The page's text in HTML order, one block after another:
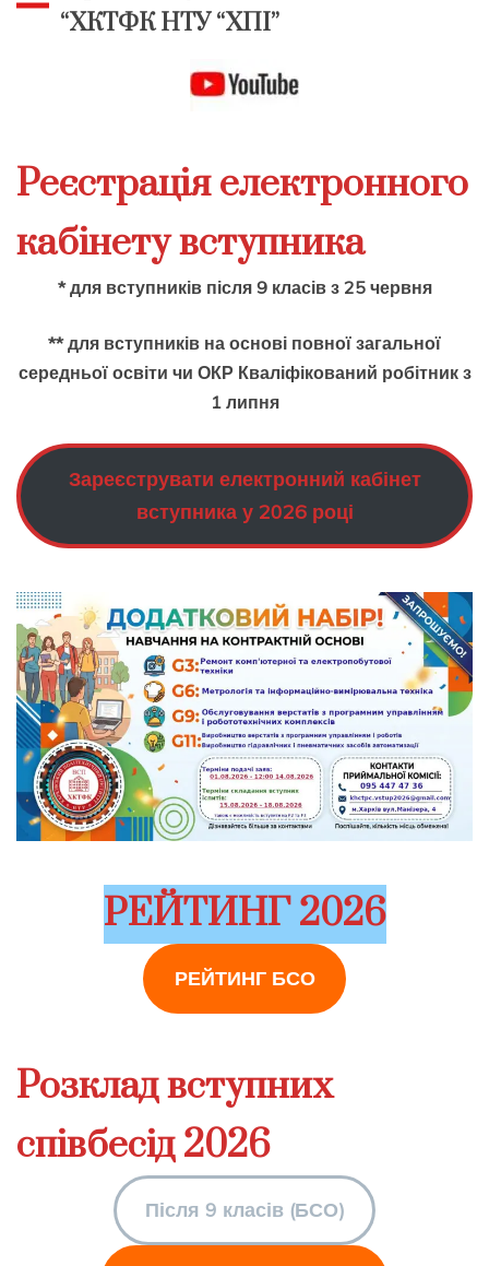
“ХКТФК НТУ “ХПІ”
Реєстрація електронного
кабінету вступника
* для вступників після 9 класів з 25 червня
** для вступників на основі повної загальної
середньої освіти чи ОКР Кваліфікований робітник з
1 липня
Зареєструвати електронний кабінет
вступника у 2026 році
РЕЙТИНГ 2026
РЕЙТИНГ БСО
Розклад вступних
співбесід 2026
Після 9 класів (БСО)